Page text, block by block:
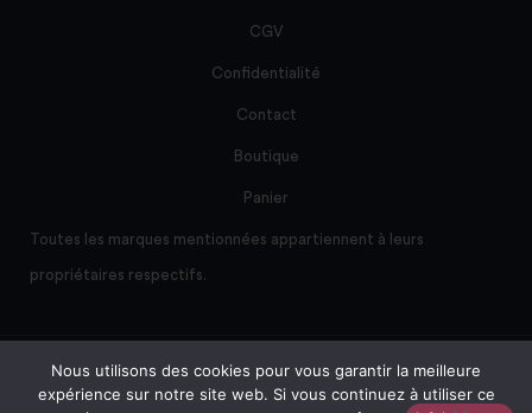
CGV
Confidentialité
Contact
Boutique
Panier
Toutes les marques mentionnées appartiennent à leurs
propriétaires respectifs.
Site créé et maintenu par AD/sum
Nous utilisons des cookies pour vous garantir la meilleure
expérience sur notre site web. Si vous continuez à utiliser ce